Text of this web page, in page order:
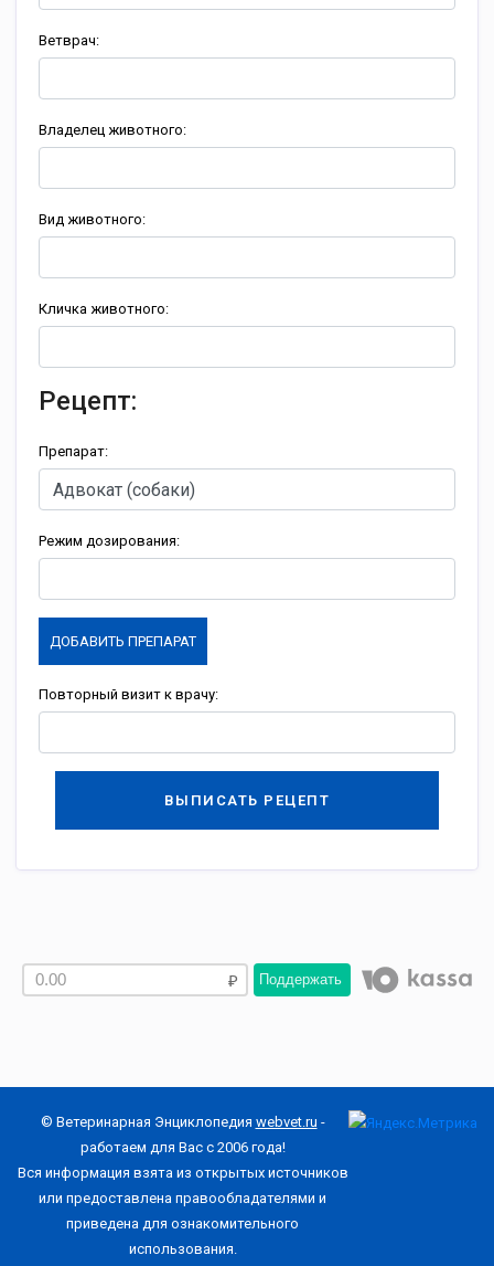
Ветврач:
Владелец животного:
Вид животного:
Кличка животного:
Рецепт:
Препарат:
Режим дозирования:
ДОБАВИТЬ ПРЕПАРАТ
Повторный визит к врачу:
ВЫПИСАТЬ РЕЦЕПТ
Поддержать
© Ветеринарная Энциклопедия webvet.ru -
работаем для Вас с 2006 года!
Вся информация взята из открытых источников
или предоставлена правообладателями и
приведена для ознакомительного
использования.